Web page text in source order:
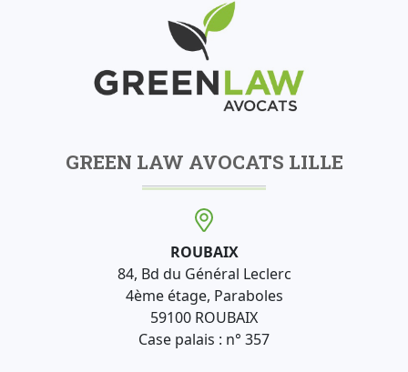
GREEN LAW AVOCATS LILLE
ROUBAIX
84, Bd du Général Leclerc
4ème étage, Paraboles
59100 ROUBAIX
Case palais : n° 357